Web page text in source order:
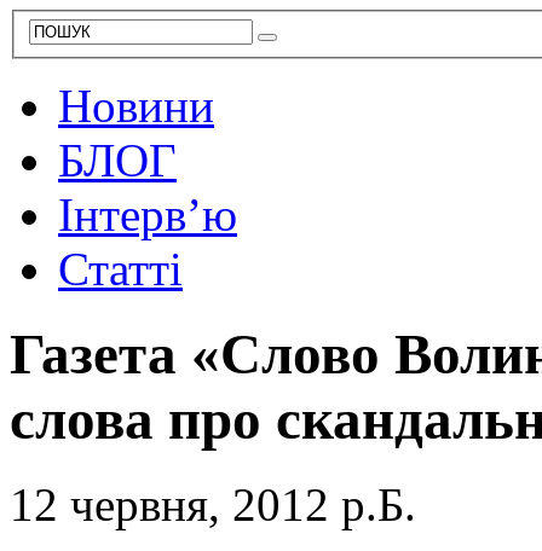
Новини
БЛОГ
Інтерв’ю
Статті
Газета «Слово
слова про
12 червня, 2012 р.Б.